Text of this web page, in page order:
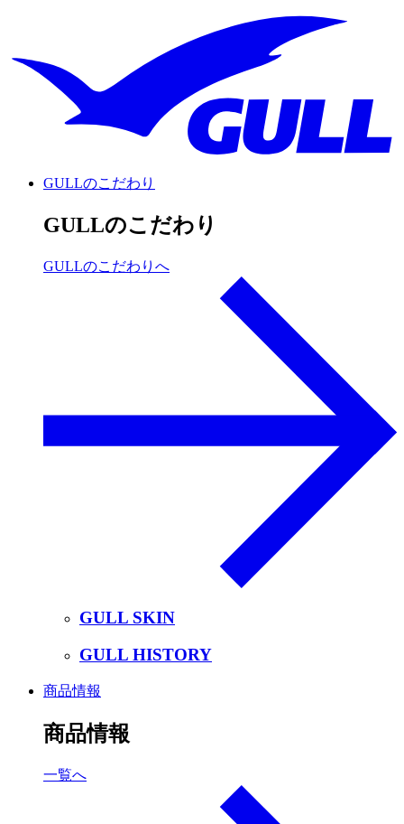
GULLのこだわり
GULLのこだわり
GULLのこだわりへ
GULL SKIN
GULL HISTORY
商品情報
商品情報
一覧へ